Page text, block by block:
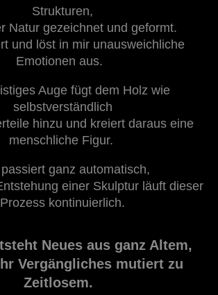
Strukturen,
Natur gezeichnet und geformt.
und löst in mir unausweichliche
Emotionen aus.
Auge fügt dem Holz wie
selbstverständlich
hinzu und kreiert daraus eine
menschliche Figur.
ganz automatisch,
einer Skulptur läuft dieser
Prozess kontinuierlich.
Neues aus ganz Altem,
Vergängliches mutiert zu
Zeitlosem.